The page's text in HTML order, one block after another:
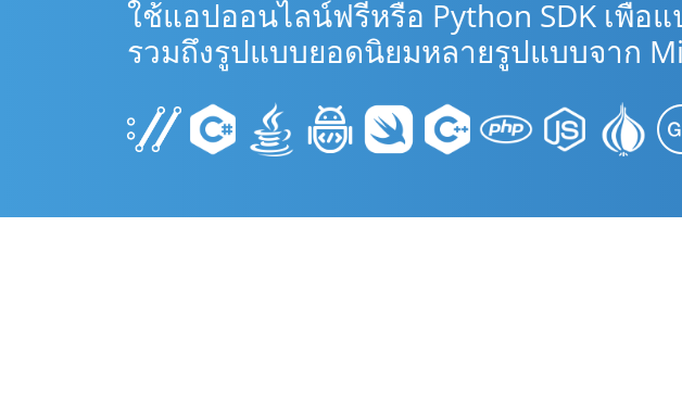
ใช้แอปออนไลน์ฟรีหรือ Python SDK เพื่อแ
รวมถึงรูปแบบยอดนิยมหลายรูปแบบจาก